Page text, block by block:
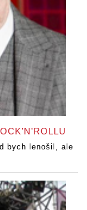
bych lenošil, ale